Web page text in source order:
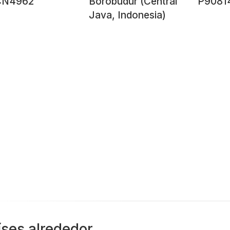
Java, Indonesia)